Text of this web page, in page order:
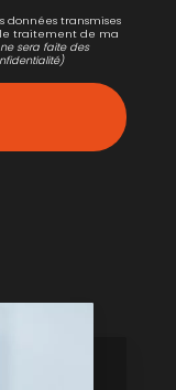
données transmises
traitement de ma
sera faite des
)